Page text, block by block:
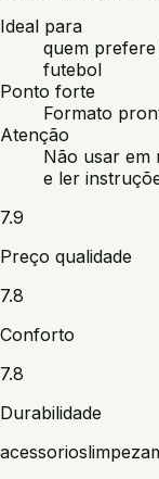
Ideal para
quem
futebol
Ponto forte
Formato
Atenção
Não usar em
e ler
7.9
Preço qualidade
7.8
Conforto
7.8
Durabilidade
acessorioslimpeza